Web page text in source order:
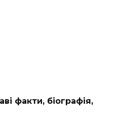
факти, біографія,